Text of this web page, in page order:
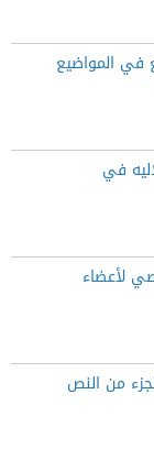
المواضيع
في
لأعضاء
من النص